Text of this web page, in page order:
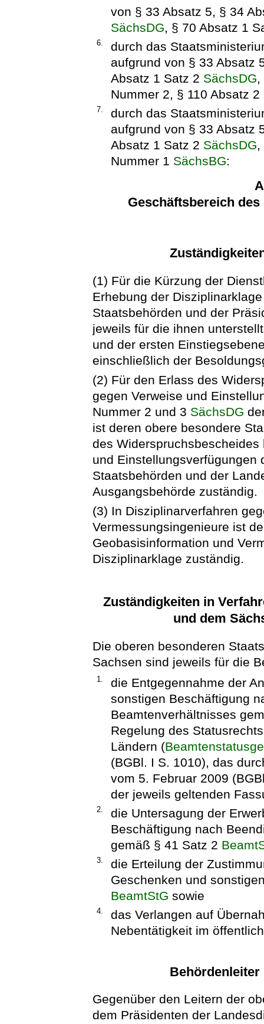
von § 33 Absatz 5, § 34
SächsDG, § 70 Absatz 1
6.
durch das
aufgrund von § 33 Absatz
Absatz 1 Satz 2 SächsDG,
Nummer 2, § 110 Absatz 2
7.
durch das
aufgrund von § 33 Absatz
Absatz 1 Satz 2 SächsDG,
Nummer 1 SächsBG:
Geschäftsbereich
(1) Für die Kürzung der
Erhebung der
Staatsbehörden und der
jeweils für die ihnen
und der ersten
einschließlich der
(2) Für den Erlass des
gegen Verweise und
Nummer 2 und 3 SächsDG
ist deren obere besondere
des
und Einstellungsverfügungen
Staatsbehörden und der
Ausgangsbehörde zuständig.
(3) In Disziplinarverfahren
Vermessungsingenieure ist
Geobasisinformation und
Disziplinarklage zuständig.
Zuständigkeiten in
und dem
Die oberen besonderen
Sachsen sind jeweils für die
1.
die Entgegennahme der
sonstigen Beschäftigung
Beamtenverhältnisses
Regelung des
Ländern (
(BGBl. I S. 1010), das
vom 5. Februar 2009
der jeweils geltenden
2.
die Untersagung der
Beschäftigung nach
gemäß § 41 Satz 2
3.
die Erteilung der
Geschenken und
BeamtStG sowie
4.
das Verlangen auf
Nebentätigkeit im
Gegenüber den Leitern der
dem Präsidenten der